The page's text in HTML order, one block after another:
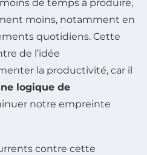
de temps à produire,
moins, notamment en
quotidiens. Cette
de l’idée
la productivité, car il
logique de
notre empreinte
contre cette